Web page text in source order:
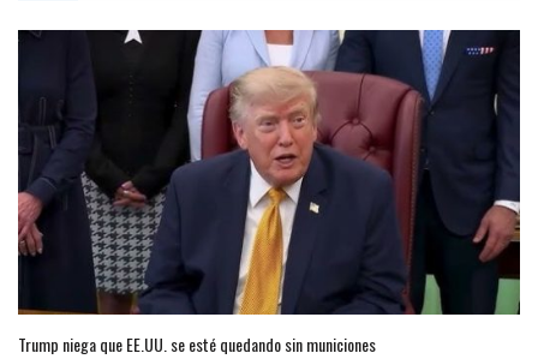
Trump niega que EE.UU. se esté quedando sin municiones